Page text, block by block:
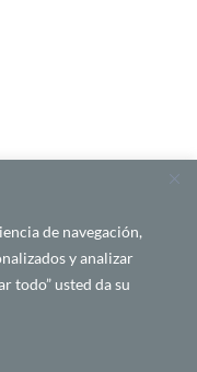
de navegación,
y analizar
todo” usted da su